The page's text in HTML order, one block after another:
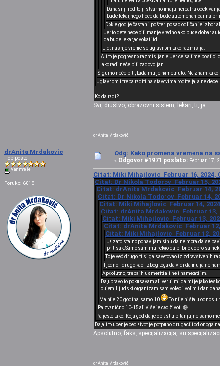
Danasnji roditelji stvarno imaju nerealna
bude lekar,nego hoce da bude automehanicar na
Dokle god je častan i pošten posao odličan je izbor
Jer to dete nece biti manje vredno ako bude dobar
da bude lekar,advokat itd...
U danasnje vreme se uglavnom tako razmislja.
Ali to je pogresno razmisljanje.Jer ce sa time postici
I ako radi neće biti zadovoljan.
Sigurno neće biti, kada mu je nametnuto. Ne znam
Uglavnom i treba raditi na stavovima roditelja, a ne dece.
Ko da radi?
Svi, društvo, obrazovni sistem, lekari, ti, ja ...
dr Anita Mrdaković
drAnita Mrdakovic
Top poster
Van mreže
Poruke: 6818
Odg: Kako promena vremena na
« Odgovor #1971 poslato: Februar 17,
Citat: Miki Mihajlovic Februar 16, 2024,
Citat: Dr Nikola Todorov Februar 15,
Citat: drAnita Mrdakovic Februar 14,
Citat: Dr Nikola Todorov Februar 14,
Citat: Miki Mihajlovic Februar 14,
Citat: drAnita Mrdakovic Februar 13,
Citat: Miki Mihajlovic Februar 13,
Citat: drAnita Mrdakovic Februar 12,
Citat: Miki Mihajlovic Februar 12,
Ja zato stalno ponavljam sinu da ne mora da se
pritisak.Samo sam mu rekao da bi bilo dobro sa
To je već drugo, ti si ga savetovao iz zdravstvenih
I jedno i drugo kao i zbog toga da vidi da mu ja ne
Apsolutno, treba ih usmeriti ali ne i nametati im.
Da,upravo to pokusavam,ali veruj mi da mi je jako
cujem.Ljudski organizam sam voleo i volim i dan
Ma nije 20 godina, samo 10
To nije ništa u odnosu
Pa zvanično 10-15 ali više je ceo život. 😅
Pa jeste tako. Koja god da je oblast u pitanju, ne samo
Da,ali to ucenje ceo zivot je potpuno drugaciji od onoga
Apsolutno, faks, specijalizacija, su
dr Anita Mrdaković